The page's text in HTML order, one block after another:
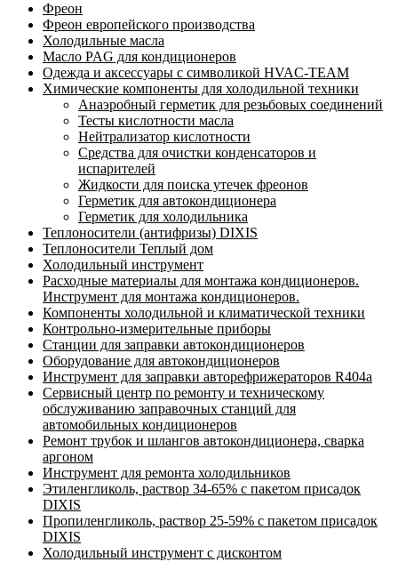
Фреон
Фреон европейского производства
Холодильные масла
Масло PAG для кондиционеров
Одежда и аксессуары с символикой HVAC-TEAM
Химические компоненты для холодильной техники
Анаэробный герметик для резьбовых соединений
Тесты кислотности масла
Нейтрализатор кислотности
Средства для очистки конденсаторов и
испарителей
Жидкости для поиска утечек фреонов
Герметик для автокондиционера
Герметик для холодильника
Теплоносители (антифризы) DIXIS
Теплоносители Теплый дом
Холодильный инструмент
Расходные материалы для монтажа кондиционеров.
Инструмент для монтажа кондиционеров.
Компоненты холодильной и климатической техники
Контрольно-измерительные приборы
Станции для заправки автокондиционеров
Оборудование для автокондиционеров
Инструмент для заправки авторефрижераторов R404a
Сервисный центр по ремонту и техническому
обслуживанию заправочных станций для
автомобильных кондиционеров
Ремонт трубок и шлангов автокондиционера, сварка
аргоном
Инструмент для ремонта холодильников
Этиленгликоль, раствор 34-65% с пакетом присадок
DIXIS
Пропиленгликоль, раствор 25-59% с пакетом присадок
DIXIS
Холодильный инструмент с дисконтом